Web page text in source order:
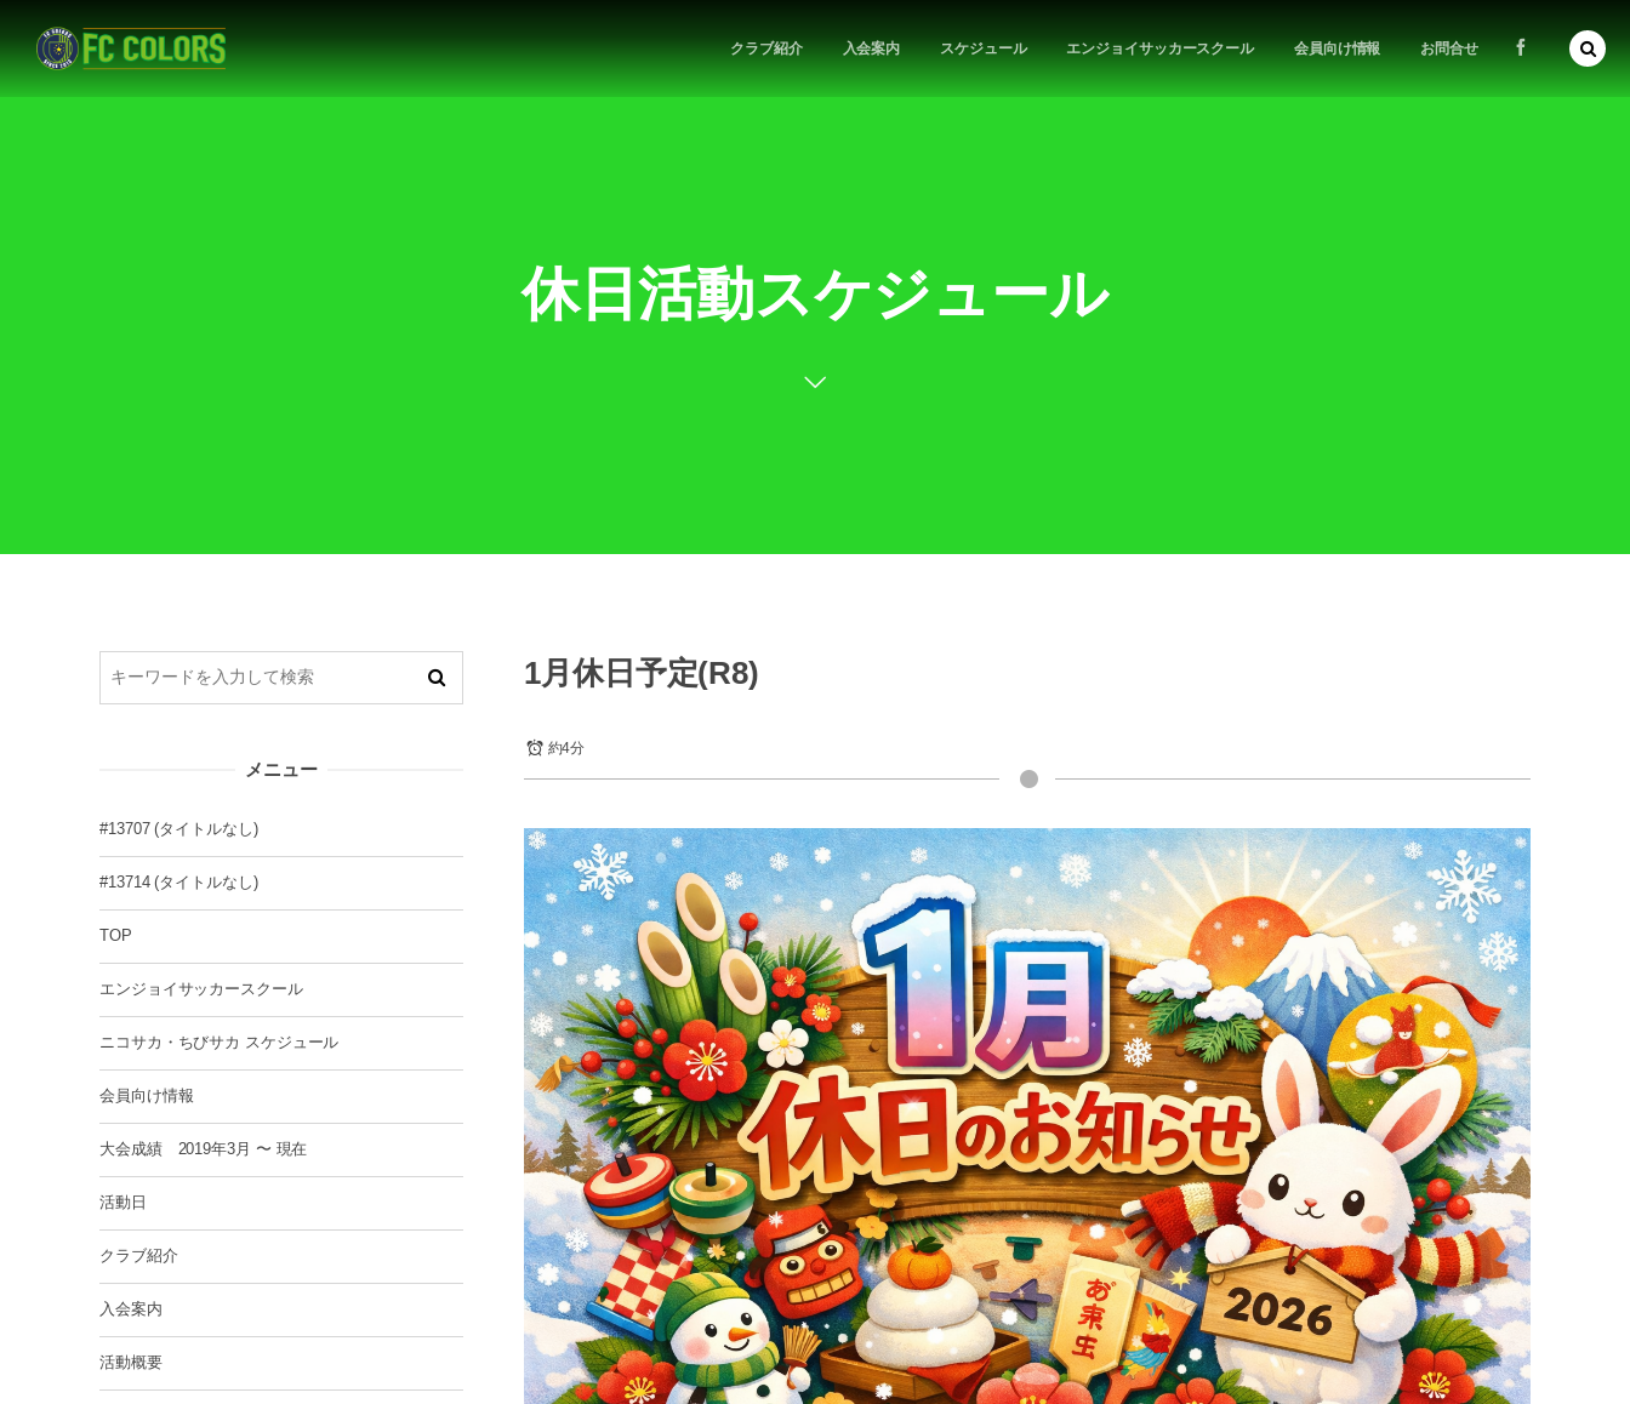
クラブ紹介 入会案内 スケジュール エンジョイサッカースクール 会員向け情報 お問合せ
休日活動スケジュール
1月休日予定(R8)
約4分
メニュー
#13707 (タイトルなし)
#13714 (タイトルなし)
TOP
エンジョイサッカースクール
ニコサカ・ちびサカ スケジュール
会員向け情報
大会成績 2019年3月 〜 現在
活動日
クラブ紹介
入会案内
活動概要